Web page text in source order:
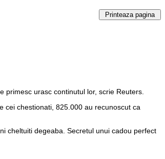
urasc continutul lor, scrie Reuters.
cei chestionati, 825.000 au recunoscut ca
cheltuiti degeaba. Secretul unui cadou perfect